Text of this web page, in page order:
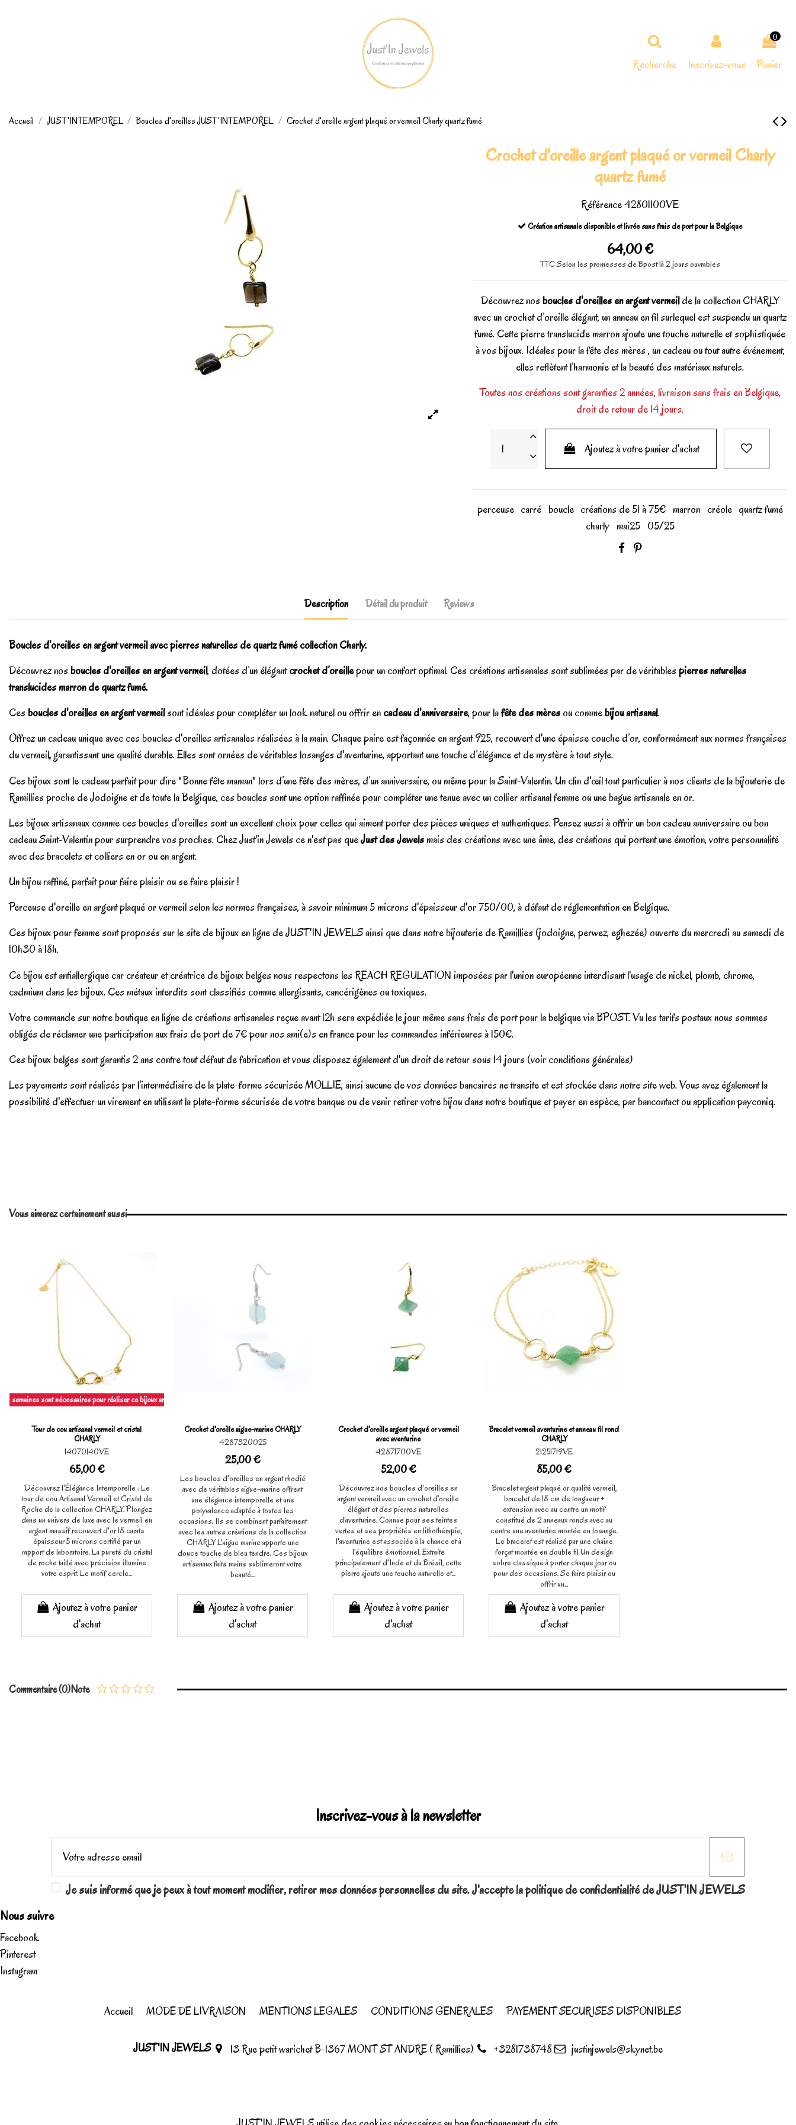
Recherche Inscrivez-vous
0
Panier
Accueil JUST'INTEMPOREL Boucles d'oreilles JUST'INTEMPOREL Crochet d'oreille argent plaqué or vermeil Charly quartz fumé
Crochet d'oreille argent plaqué or vermeil Charly
quartz fumé
Référence42801100VE
Création artisanale disponible et livrée sans frais de port pour la Belgique
64,00 €
TTCSelon les promesses de Bpost 1à 2 jours ouvrables
Découvrez nos boucles d'oreilles en argent vermeilde la collection CHARLY
avec un crochet d’oreille élégant, un anneau en fil surlequel est suspendu un quartz
fumé. Cette pierre translucide marron ajoute une touche naturelle et sophistiquée
à vos bijoux. Idéales pour la fête des mères , un cadeau ou tout autre événement,
elles reflètent l’harmonie et la beauté des matériaux naturels.
Toutes nos créations sont garanties 2 années, livraison sans frais en Belgique,
droit de retour de 14 jours.
Ajoutez à votre panier d'achat
perceuse carré boucle créations de 51 à 75€ marron créole quartz fumé
charly mai25 05/25
Description Détail du produit Reviews
Boucles d'oreilles en argent vermeil avec pierres naturelles de quartz fumé collection Charly.
Découvrez nos boucles d'oreilles en argent vermeil, dotées d’un élégantcrochet d’oreillepour un confort optimal. Ces créations artisanales sont sublimées par de véritablespierres naturelles
translucides marron de quartz fumé.
Ces boucles d'oreilles en argent vermeilsont idéales pour compléter un look naturel ou offrir en cadeau d'anniversaire, pour lafête des mères ou comme bijou artisanal.
Offrez un cadeau unique avec ces boucles d'oreilles artisanales réalisées à la main. Chaque paire est façonnée en argent 925, recouvert d'une épaisse couche d’or, conformément aux normes françaises
du vermeil,garantissant une qualité durable. Elles sont ornées de véritables losanges d'aventurine, apportant une touche d’élégance et de mystère à tout style.
Ces bijoux sont le cadeau parfait pour dire "Bonne fête maman" lors d’une fête des mères, d’un anniversaire, ou même pour la Saint-Valentin. Un clin d'œil tout particulier à nos clients de la bijouterie de
Ramillies proche de Jodoigne et de toute la Belgique, ces boucles sont une option raffinée pour compléter une tenue avec un collier artisanal femme ou une bague artisanale en or.
Les bijoux artisanaux comme ces boucles d'oreilles sont un excellent choix pour celles qui aiment porter des pièces uniques et authentiques. Pensez aussi à offrir un bon cadeau anniversaire ou bon
cadeau Saint-Valentin pour surprendre vos proches. Chez Just'in Jewels ce n'est pas queJust des Jewels mais des créations avec une âme, des créations qui portent une émotion, votre personnalité
avec des bracelets et colliers en or ou en argent.
Un bijou raffiné, parfait pour faire plaisir ou se faire plaisir !
Perceuse d'oreille en argent plaqué or vermeil selon les normes françaises, à savoir minimum 5 microns d'épaisseur d'or 750/00, à défaut de réglementation en Belgique.
Ces bijoux pour femme sont proposés sur le site de bijoux en ligne de JUST'IN JEWELS ainsi que dans notre bijouterie de Ramillies (jodoigne, perwez, eghezée) ouverte du mercredi au samedi de
10h30 à 18h.
Ce bijou est antiallergique car créateur et créatrice de bijoux belges nous respectons les REACH REGULATION imposées par l'union européenne interdisant l'usage de nickel, plomb, chrome,
cadmium dans les bijoux. Ces métaux interdits sont classifiés comme allergisants, cancérigènes ou toxiques.
Votre commande sur notre boutique en ligne de créations artisanales reçue avant 12h sera expédiée le jour même sans frais de port pour la belgique via BPOST. Vu les tarifs postaux nous sommes
obligés de réclamer une participation aux frais de port de 7€ pour nos ami(e)s en france pour les commandes inférieures à 150€.
Ces bijoux belges sont garantis 2 ans contre tout défaut de fabrication et vous disposez également d'un droit de retour sous 14 jours (voir conditions générales)
Les payements sont réalisés par l'intermédiaire de la plate-forme sécurisée MOLLIE, ainsi aucune de vos données bancaires ne transite et est stockée dans notre site web. Vous avez également la
possibilité d'effectuer un virement en utilisant la plate-forme sécurisée de votre banque ou de venir retirer votre bijou dans notre boutique et payer en espèce, par bancontact ou application payconiq.
Vous aimerez certainement aussi
4 semaines sont nécessaires pour réaliser ce bijoux artisanl à la main.
Tour de cou artisanal vermeil et cristal
CHARLY
14070140VE
65,00 €
Découvrez l'Élégance Intemporelle : Le
tour de cou Artisanal Vermeil et Cristal de
Roche de la collection CHARLY. Plongez
dans un univers de luxe avec le vermeil en
argent massif recouvert d'or 18 carats
épaisseur 5 microns certifié par un
rapport de laboratoire. La pureté du cristal
de roche taillé avec précision illumine
votre esprit. Le motif cercle...
Ajoutez à votre panier
d'achat
Crochet d'oreille aigue-marine CHARLY
4287320025
25,00 €
Les boucles d'oreilles en argent rhodié
avec de véritables aigue-marine offrent
une élégance intemporelle et une
polyvalence adaptée à toutes les
occasions. Ils se combinent parfaitement
avec les autres créations de la collection
CHARLY L'aigue marine apporte une
douce touche de bleu tendre. Ces bijoux
artisanaux faits mains sublimeront votre
beauté...
Ajoutez à votre panier
d'achat
Crochet d'oreille argent plaqué or vermeil
avec aventurine
42871700VE
52,00 €
Découvrez nos boucles d'oreilles en
argent vermeil avec un crochet d’oreille
élégant et des pierres naturelles
d’aventurine. Connue pour ses teintes
vertes et ses propriétés en lithothérapie,
l'aventurine est associée à la chance et à
l’équilibre émotionnel. Extraite
principalement d'Inde et du Brésil, cette
pierre ajoute une touche naturelle et...
Ajoutez à votre panier
d'achat
Bracelet vermeil aventurine et anneau fil rond
CHARLY
21251719VE
85,00 €
Bracelet argent plaqué or qualité vermeil,
bracelet de 18 cm de longueur +
extension avec au centre un motif
constitué de 2 anneaux ronds avec au
centre une aventurine montée en losange.
Le bracelet est réalisé par une chaine
forçat montée en double fil Un design
sobre classique à porter chaque jour ou
pour des occasions. Se faire plaisir ou
offrir un...
Ajoutez à votre panier
d'achat
Note
Commentaire (0)
Inscrivez-vous à la newsletter
Je suis informé que je peux à tout moment modifier, retirer mes données personnelles du site. J'accepte la politique de confidentialité de JUST'IN JEWELS
Nous suivre
Facebook
Pinterest
Instagram
Accueil MODE DE LIVRAISON MENTIONS LEGALES CONDITIONS GENERALES PAYEMENT SECURISES DISPONIBLES
JUST'IN JEWELS 13 Rue petit warichet B-1367 MONT ST ANDRE ( Ramillies) +3281738748 justinjewels@skynet.be